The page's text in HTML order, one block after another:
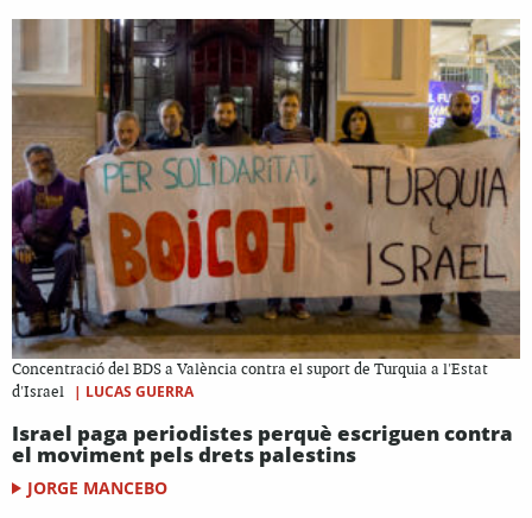
Concentració del BDS a València contra el suport de Turquia a l'Estat
d'Israel
| LUCAS GUERRA
Israel paga periodistes perquè escriguen contra
el moviment pels drets palestins
JORGE MANCEBO